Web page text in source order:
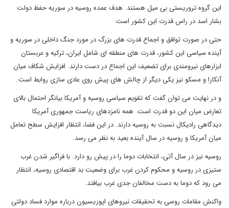
این گروه تروریستی بی میل هستند. هدف عمده روسیه در سوریه حفظ دولت
بشار اسد در راس قدرت این کشور است.
حتی در صورت توافق و اجماع قدرت های بزرگ در مورد جنگ داخلی در سوریه و
آینده سیاسی این کشور، قدرت های منطقه ای شامل ایران، ترکیه و عربستان
ابزارهای نیرومندی برای تضعیف این اجماع در دست دارند. افزایش شکاف میان
آنکارا و مسکو نیز یکی دیگر از چالش های پیش روی عادی سازی روابط است.
و در نهایت می توان گفت که تقویم سیاسی روسیه و آمریکا بیانگر احتمال بالای
تعارض میان این دو قدرت است. همه نامزدهای ریاست جمهوری آمریکا
دیدگاهی رادیکال نسبت به روسیه دارند. در این فضا، انتظار افزایش سطح تعامل
میان آمریکا و روسیه در سال آینده بعید به نظر می رسد.
روسیه نیز در سال آتی، انتخابات دوما را در پیش رو دارد. با فراگیر شدن غرب
ستیزی در روسیه و محکوم کردن غرب برای وضعیت بد اقتصادی روسیه، انتظار
می رود که دوما به دست مخالفان جدی غرب بیافتد.
واکنش مقامات روسی به تحقیقات نیروهای اپوزیسیون درباره موارد فساد دولتی